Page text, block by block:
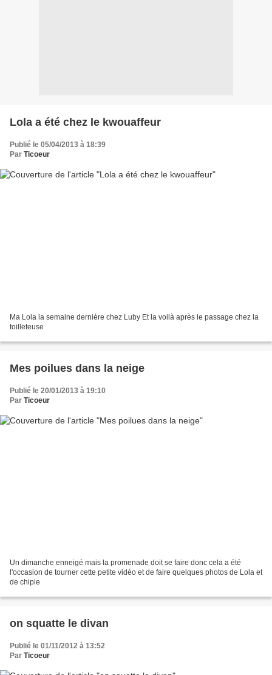
Lola a été chez le kwouaffeur
Publié le 05/04/2013 à 18:39
Par Ticoeur
Ma Lola la semaine dernière chez Luby Et la voilà après le passage chez la
toilleteuse
Mes poilues dans la neige
Publié le 20/01/2013 à 19:10
Par Ticoeur
Un dimanche enneigé mais la promenade doit se faire donc cela a été
l'occasion de tourner cette petite vidéo et de faire quelques photos de Lola et
de chipie
on squatte le divan
Publié le 01/11/2012 à 13:52
Par Ticoeur